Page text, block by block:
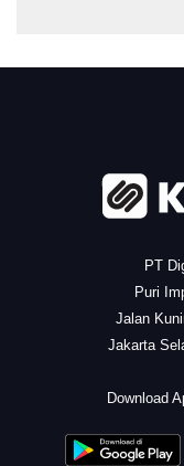
PT
Puri
Jalan
Jakarta
Download